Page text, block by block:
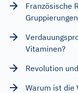
Französische
Vitaminen?
Revolution
Warum ist die